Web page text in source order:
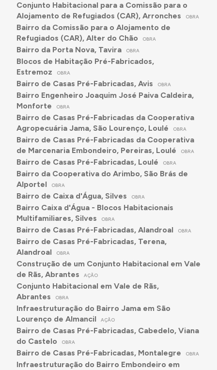
Conjunto Habitacional para a Comissão para o
Alojamento de Refugiados (CAR), Arronches
OBRA
Bairro da Comissão para o Alojamento de
Refugiados (CAR), Alter do Chão
OBRA
Bairro da Porta Nova, Tavira OBRA
Blocos de Habitação Pré-Fabricados,
Estremoz
OBRA
Bairro de Casas Pré-Fabricadas, Avis OBRA
Bairro Engenheiro Joaquim José Paiva Caldeira,
Monforte
OBRA
Bairro de Casas Pré-Fabricadas da Cooperativa
Agropecuária Jama, São Lourenço, Loulé
OBRA
Bairro de Casas Pré-Fabricadas da Cooperativa
de Marcenaria Embondeiro, Pereiras, Loulé
OBRA
Bairro de Casas Pré-Fabricadas, Loulé OBRA
Bairro da Cooperativa do Arimbo, São Brás de
Alportel
OBRA
Bairro de Caixa d'Água, Silves OBRA
Bairro Caixa d'Água - Blocos Habitacionais
Multifamiliares, Silves
OBRA
Bairro de Casas Pré-Fabricadas, Alandroal OBRA
Bairro de Casas Pré-Fabricadas, Terena,
Alandroal
OBRA
Construção de um Conjunto Habitacional em Vale
de Rãs, Abrantes
AÇÃO
Conjunto Habitacional em Vale de Rãs,
Abrantes
OBRA
Infraestruturação do Bairro Jama em São
Lourenço de Almancil
AÇÃO
Bairro de Casas Pré-Fabricadas, Cabedelo, Viana
do Castelo
OBRA
Bairro de Casas Pré-Fabricadas, Montalegre OBRA
Infraestruturação do Bairro Embondeiro em